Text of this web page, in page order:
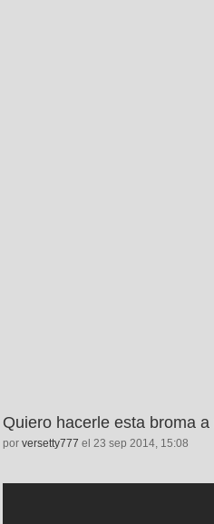
Quiero hacerle esta broma a
por versetty777 el 23 sep 2014, 15:08